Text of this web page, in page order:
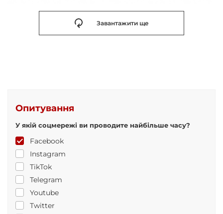
Завантажити ще
Опитування
У якій соцмережі ви проводите найбільше часу?
Facebook
Instagram
TikTok
Telegram
Youtube
Twitter